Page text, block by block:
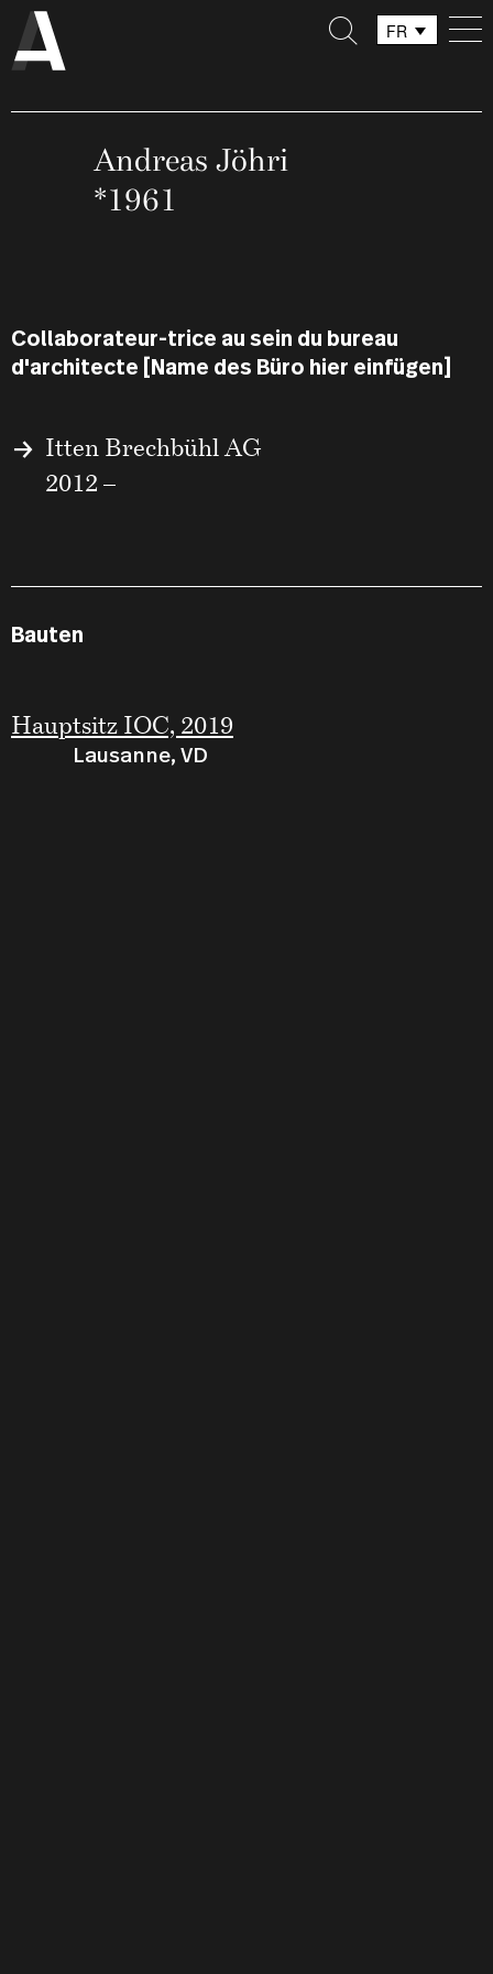
FR
Andreas Jöhri
*1961
Collaborateur-trice au sein du bureau
d'architecte [Name des Büro hier einfügen]
Itten Brechbühl AG
2012 –
Bauten
Hauptsitz IOC, 2019
Lausanne, VD